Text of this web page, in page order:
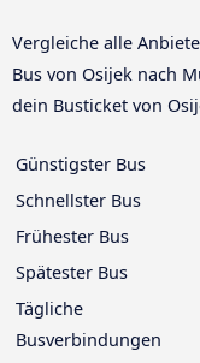
Vergleiche alle
Bus von Osijek nach
dein Busticket von
Günstigster Bus
Schnellster Bus
Frühester Bus
Spätester Bus
Tägliche
Busverbindungen